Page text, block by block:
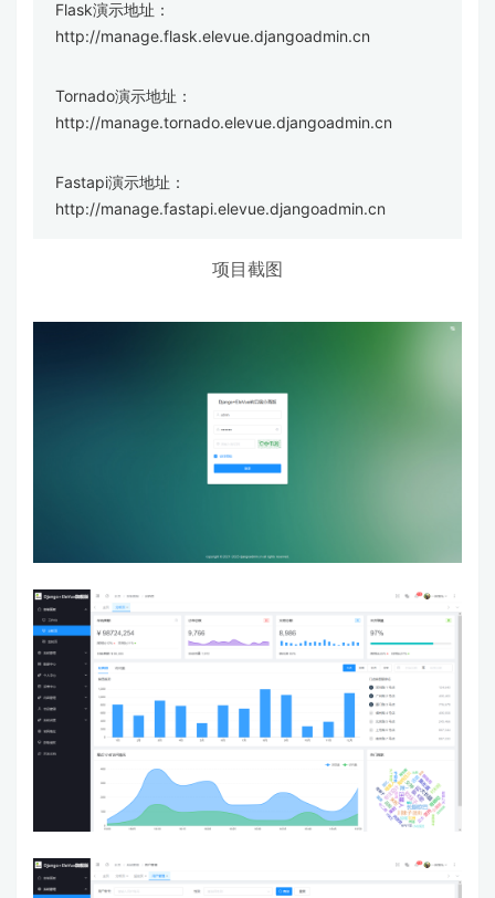
Flask演示地址：
http://manage.flask.elevue.djangoadmin.cn
Tornado演示地址：
http://manage.tornado.elevue.djangoadmin.cn
Fastapi演示地址：
http://manage.fastapi.elevue.djangoadmin.cn
项目截图